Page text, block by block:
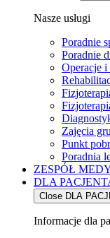
Nasze usługi
Poradnie
Poradnie
Operacje i
Zajęcia
Punkt
Poradnia
ZESPÓŁ
DLA
Close DLA
Informacje dla